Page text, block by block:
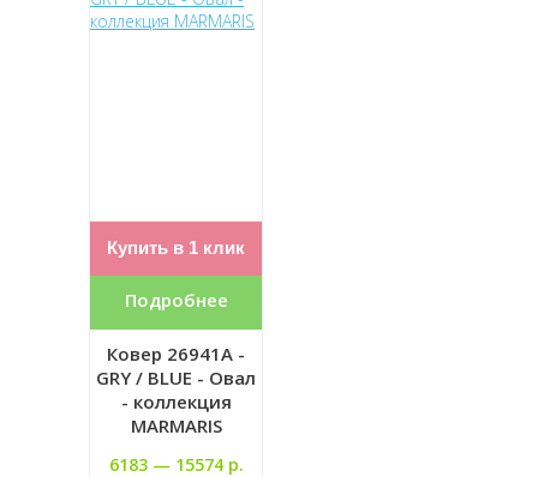
Купить в 1 клик
Подробнее
Ковер 26941A -
GRY / BLUE - Овал
- коллекция
MARMARIS
6183 — 15574 р.